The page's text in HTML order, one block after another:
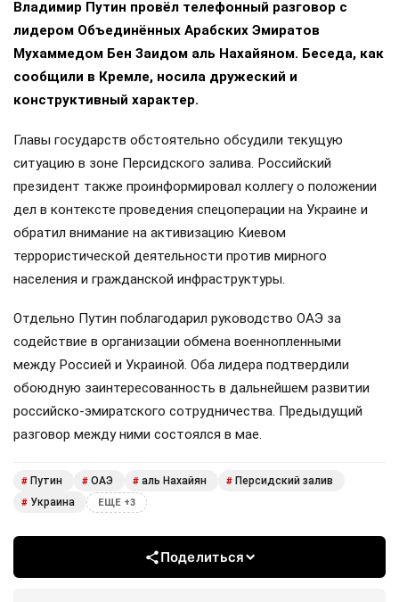
Владимир Путин провёл телефонный разговор с
лидером Объединённых Арабских Эмиратов
Мухаммедом Бен Заидом аль Нахайяном. Беседа, как
сообщили в Кремле, носила дружеский и
конструктивный характер.
Главы государств обстоятельно обсудили текущую
ситуацию в зоне Персидского залива. Российский
президент также проинформировал коллегу о положении
дел в контексте проведения спецоперации на Украине и
обратил внимание на активизацию Киевом
террористической деятельности против мирного
населения и гражданской инфраструктуры.
Отдельно Путин поблагодарил руководство ОАЭ за
содействие в организации обмена военнопленными
между Россией и Украиной. Оба лидера подтвердили
обоюдную заинтересованность в дальнейшем развитии
российско-эмиратского сотрудничества. Предыдущий
разговор между ними состоялся в мае.
# Путин # ОАЭ # аль Нахайян # Персидский залив
# Украина ЕЩЕ +3
Поделиться